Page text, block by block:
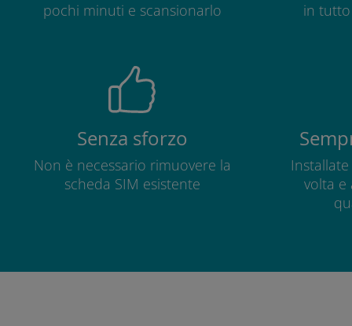
pochi minuti e scansionarlo
in
Senza sforzo
Non è necessario rimuovere la
scheda SIM esistente
volta e